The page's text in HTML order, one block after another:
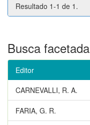
Resultado 1-1 de 1.
Busca facetada
Editor
CARNEVALLI, R. A.
FARIA, G. R.